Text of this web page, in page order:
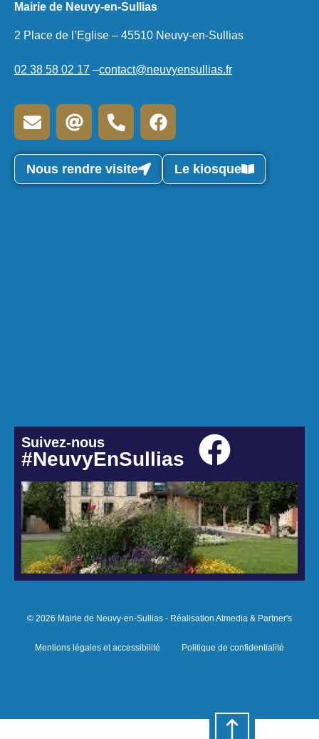
Mairie de Neuvy-en-Sullias
2 Place de l’Eglise – 45510 Neuvy-en-Sullias
02 38 58 02 17 –contact@neuvyensullias.fr
Nous rendre visite Le kiosque
Suivez-nous
#NeuvyEnSullias
© 2026 Mairie de Neuvy-en-Sullias - Réalisation Atmedia & Partner's
Mentions légales et accessibilité Politique de confidentialité